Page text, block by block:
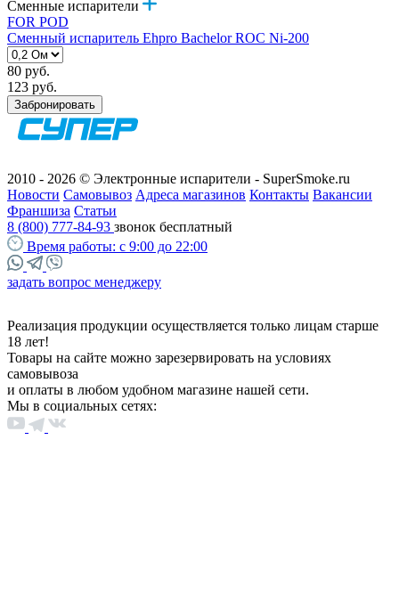
Сменные испарители
FOR POD
Сменный испаритель Ehpro Bachelor ROC Ni-200
80 руб.
123 руб.
Забронировать
2010 - 2026 © Электронные испарители - SuperSmoke.ru
Новости Самовывоз Адреса магазинов Контакты Вакансии
Франшиза Статьи
8 (800) 777-84-93 звонок бесплатный
Время работы: с 9:00 до 22:00
задать вопрос менеджеру
Реализация продукции осуществляется только лицам старше
18 лет!
Товары на сайте можно зарезервировать на условиях
самовывоза
и оплаты в любом удобном магазине нашей сети.
Мы в социальных сетях: